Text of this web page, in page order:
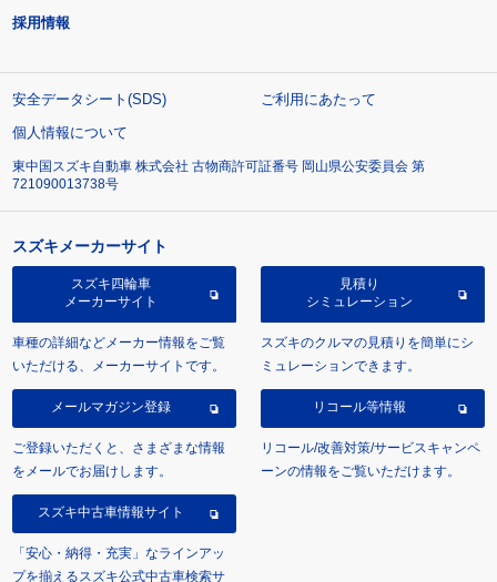
採用情報
安全データシート(SDS)
ご利用にあたって
個人情報について
東中国スズキ自動車 株式会社 古物商許可証番号 岡山県公安委員会 第
721090013738号
スズキメーカーサイト
スズキ四輪車
メーカーサイト
車種の詳細などメーカー情報をご覧
いただける、メーカーサイトです。
見積り
シミュレーション
スズキのクルマの見積りを簡単にシ
ミュレーションできます。
メールマガジン登録
ご登録いただくと、さまざまな情報
をメールでお届けします。
リコール等情報
リコール/改善対策/サービスキャンペ
ーンの情報をご覧いただけます。
スズキ中古車情報サイト
「安心・納得・充実」なラインアッ
プを揃えるスズキ公式中古車検索サ